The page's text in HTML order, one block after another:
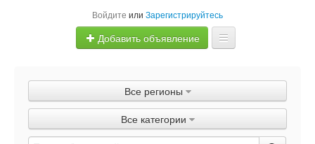
Войдите или Зарегистрируйтесь
Добавить объявление
Объявления
Быстрая продажа
Все регионы
Все категории